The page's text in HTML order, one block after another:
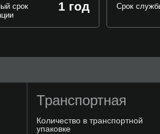
срок
1 год Срок
Транспортная
Количество в транспортной
упаковке